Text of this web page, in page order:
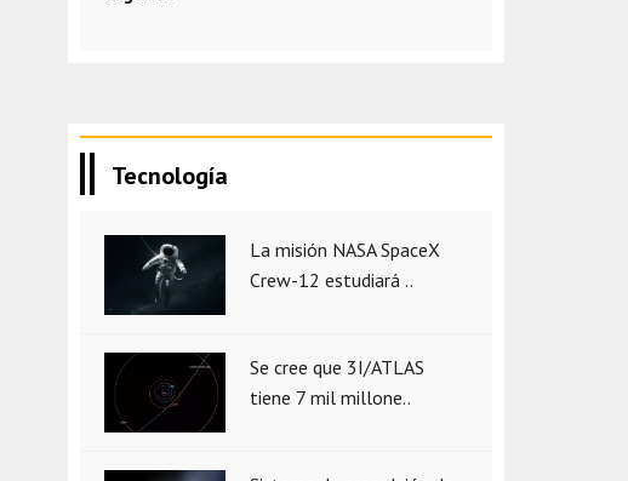
Tecnología
La misión NASA SpaceX
Crew-12 estudiará ..
Se cree que 3I/ATLAS
tiene 7 mil millone..